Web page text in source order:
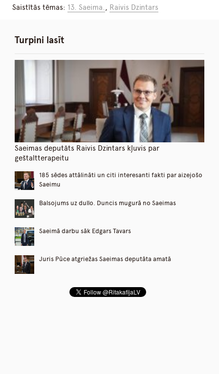
Saistītās tēmas: 13. Saeima., Raivis Dzintars
Turpini lasīt
Saeimas deputāts Raivis Dzintars kļuvis par
geštaltterapeitu
185 sēdes attālināti un citi interesanti fakti par aizejošo
Saeimu
Balsojums uz dullo. Duncis mugurā no Saeimas
Saeimā darbu sāk Edgars Tavars
Juris Pūce atgriežas Saeimas deputāta amatā